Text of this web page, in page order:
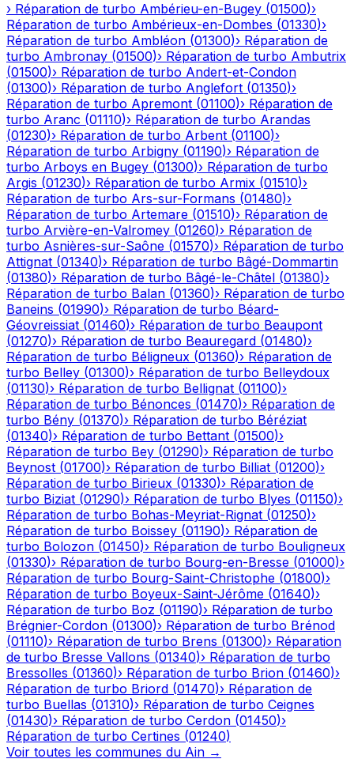
› Réparation de turbo Ambérieu-en-Bugey (01500)›
Réparation de turbo Ambérieux-en-Dombes (01330)›
Réparation de turbo Ambléon (01300)› Réparation de
turbo Ambronay (01500)› Réparation de turbo Ambutrix
(01500)› Réparation de turbo Andert-et-Condon
(01300)› Réparation de turbo Anglefort (01350)›
Réparation de turbo Apremont (01100)› Réparation de
turbo Aranc (01110)› Réparation de turbo Arandas
(01230)› Réparation de turbo Arbent (01100)›
Réparation de turbo Arbigny (01190)› Réparation de
turbo Arboys en Bugey (01300)› Réparation de turbo
Argis (01230)› Réparation de turbo Armix (01510)›
Réparation de turbo Ars-sur-Formans (01480)›
Réparation de turbo Artemare (01510)› Réparation de
turbo Arvière-en-Valromey (01260)› Réparation de
turbo Asnières-sur-Saône (01570)› Réparation de turbo
Attignat (01340)› Réparation de turbo Bâgé-Dommartin
(01380)› Réparation de turbo Bâgé-le-Châtel (01380)›
Réparation de turbo Balan (01360)› Réparation de turbo
Baneins (01990)› Réparation de turbo Béard-
Géovreissiat (01460)› Réparation de turbo Beaupont
(01270)› Réparation de turbo Beauregard (01480)›
Réparation de turbo Béligneux (01360)› Réparation de
turbo Belley (01300)› Réparation de turbo Belleydoux
(01130)› Réparation de turbo Bellignat (01100)›
Réparation de turbo Bénonces (01470)› Réparation de
turbo Bény (01370)› Réparation de turbo Béréziat
(01340)› Réparation de turbo Bettant (01500)›
Réparation de turbo Bey (01290)› Réparation de turbo
Beynost (01700)› Réparation de turbo Billiat (01200)›
Réparation de turbo Birieux (01330)› Réparation de
turbo Biziat (01290)› Réparation de turbo Blyes (01150)›
Réparation de turbo Bohas-Meyriat-Rignat (01250)›
Réparation de turbo Boissey (01190)› Réparation de
turbo Bolozon (01450)› Réparation de turbo Bouligneux
(01330)› Réparation de turbo Bourg-en-Bresse (01000)›
Réparation de turbo Bourg-Saint-Christophe (01800)›
Réparation de turbo Boyeux-Saint-Jérôme (01640)›
Réparation de turbo Boz (01190)› Réparation de turbo
Brégnier-Cordon (01300)› Réparation de turbo Brénod
(01110)› Réparation de turbo Brens (01300)› Réparation
de turbo Bresse Vallons (01340)› Réparation de turbo
Bressolles (01360)› Réparation de turbo Brion (01460)›
Réparation de turbo Briord (01470)› Réparation de
turbo Buellas (01310)› Réparation de turbo Ceignes
(01430)› Réparation de turbo Cerdon (01450)›
Réparation de turbo Certines (01240)
Voir toutes les communes du Ain →